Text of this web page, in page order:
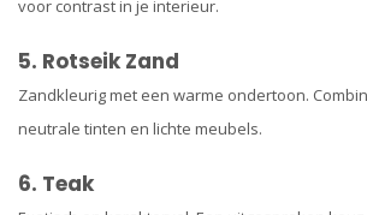
voor contrast in je interieur.
5. Rotseik Zand
Zandkleurig met een warme ondertoon.
neutrale tinten en lichte meubels.
6. Teak